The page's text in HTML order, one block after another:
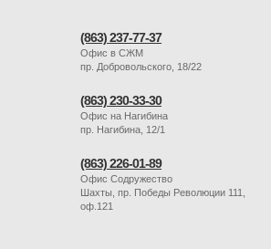
(863) 237-77-37
Офис в СЖМ
пр. Добровольского, 18/22
(863) 230-33-30
Офис на Нагибина
пр. Нагибина, 12/1
(863) 226-01-89
Офис Содружество
Шахты, пр. Победы Революции 111,
оф.121